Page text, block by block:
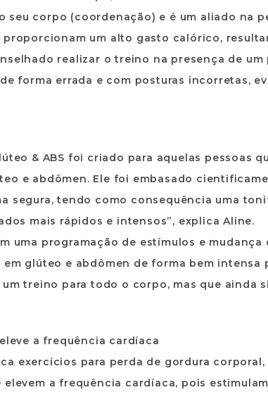
seu corpo (coordenação) e é um aliado na
um alto gasto calórico,
realizar o treino na presença de
forma errada e com posturas incorretas,
& ABS foi criado para aquelas pessoas
e abdômen. Ele foi embasado
segura, tendo como consequência uma
mais rápidos e intensos”, explica Aline.
uma programação de estímulos e
glúteo e abdômen de forma bem intensa
treino para todo o corpo, mas que ainda
a frequência cardíaca
exercícios para perda de gordura
elevem a frequência cardíaca, pois